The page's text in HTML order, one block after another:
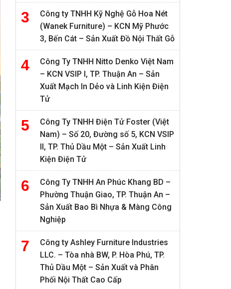
Công ty TNHH Kỹ Nghệ Gỗ Hoa Nét
(Wanek Furniture) – KCN Mỹ Phước
3, Bến Cát – Sản Xuất Đồ Nội Thất Gỗ
Công Ty TNHH Nitto Denko Việt Nam
– KCN VSIP I, TP. Thuận An – Sản
Xuất Mạch In Dẻo và Linh Kiện Điện
Tử
Công Ty TNHH Điện Tử Foster (Việt
Nam) – Số 20, Đường số 5, KCN VSIP
II, TP. Thủ Dầu Một – Sản Xuất Linh
Kiện Điện Tử
Công Ty TNHH An Phúc Khang BD –
Phường Thuận Giao, TP. Thuận An –
Sản Xuất Bao Bì Nhựa & Màng Công
Nghiệp
Công ty Ashley Furniture Industries
LLC. – Tòa nhà BW, P. Hòa Phú, TP.
Thủ Dầu Một – Sản Xuất và Phân
Phối Nội Thất Cao Cấp